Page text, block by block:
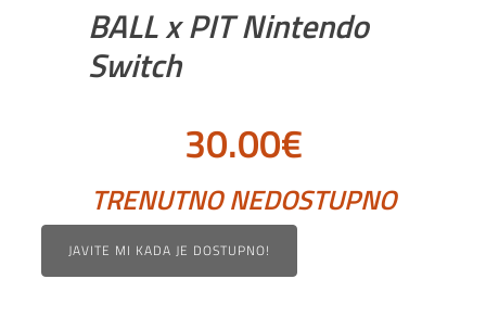
BALL x PIT Nintendo
Switch
30.00€
TRENUTNO NEDOSTUPNO
JAVITE MI KADA JE DOSTUPNO!